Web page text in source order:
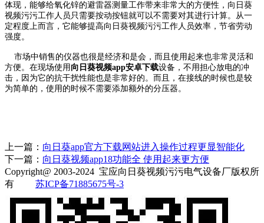
体现，能够给氧化锌的避雷器测量工作带来非常大的方便性，向日葵
视频污污工作人员只需要按动按钮就可以不需要对其进行计算。从一
定程度上而言，它能够提高向日葵视频污污工作人员效率，节省劳动
强度。
市场中销售的仪器也很是经济和是会，而且使用起来也非常灵活和
方便。在现场使用 向日葵视频app安卓下载设备，不用担心放电的冲
击，因为它的抗干扰性能也是非常好的。而且，在接线的时候也是较
为简单的，使用的时候不需要添加额外的分压器。
上一篇： 向日葵app官方下载网站进入操作过程更显智能化
下一篇： 向日葵视频app18功能全 使用起来更方便
Copyright@ 2003-2024 宝应向日葵视频污污电气设备厂版权所
有
苏ICP备71885675号-3